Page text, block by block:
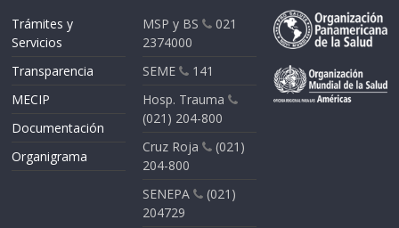
Trámites y
Servicios
Transparencia
MECIP
Documentación
Organigrama
MSP y BS
021
2374000
SEME
141
Hosp. Trauma
(021) 204-800
Cruz Roja
(021)
204-800
SENEPA
(021)
204729